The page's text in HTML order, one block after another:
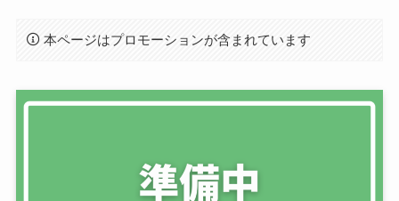
本ページはプロモーションが含まれています